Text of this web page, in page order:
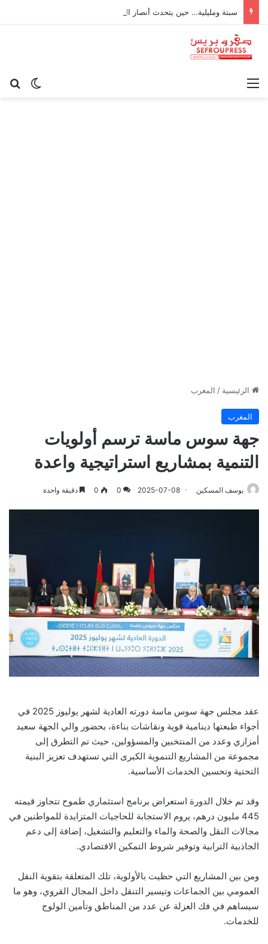
سبتة ومليلية… حين يتحدث أنصار الديمقراطية بلسان الاستعمار
الوضع القائمة
الرئيسية / المغرب
المغرب
جهة سوس ماسة ترسم أولويات
التنمية بمشاريع استراتيجية واعدة
يوسف المسكين 2025-07-08
0
0 دقيقة واحدة
عقد مجلس جهة سوس ماسة دورته العادية لشهر يوليوز 2025 في
أجواء طبعتها دينامية قوية ونقاشات بناءة، بحضور والي الجهة سعيد
أمزازي وعدد من المنتخبين والمسؤولين، حيث تم التطرق إلى
مجموعة من المشاريع التنموية الكبرى التي تستهدف تعزيز البنية
التحتية وتحسين الخدمات الأساسية.
وقد تم خلال الدورة استعراض برنامج استثماري طموح تتجاوز قيمته
445 مليون درهم، يروم الاستجابة للحاجيات المتزايدة للمواطنين في
مجالات النقل والصحة والماء والتعليم والتشغيل، إضافة إلى دعم
الجاذبية الترابية وتوفير شروط التمكين الاقتصادي.
ومن بين المشاريع التي حظيت بالأولوية، تلك المتعلقة بتقوية النقل
العمومي بين الجماعات وتيسير التنقل داخل المجال القروي، وهو ما
سيساهم في فك العزلة عن عدد من المناطق وتأمين الولوج
للخدمات.